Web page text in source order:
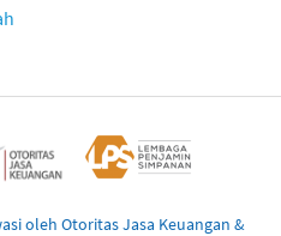
oleh Otoritas Jasa Keuangan &